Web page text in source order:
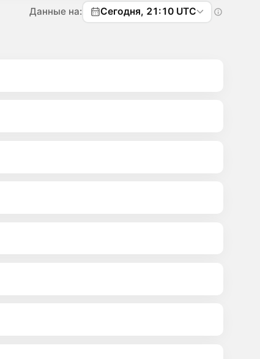
Данные на: Сегодня, 21:10 UTC